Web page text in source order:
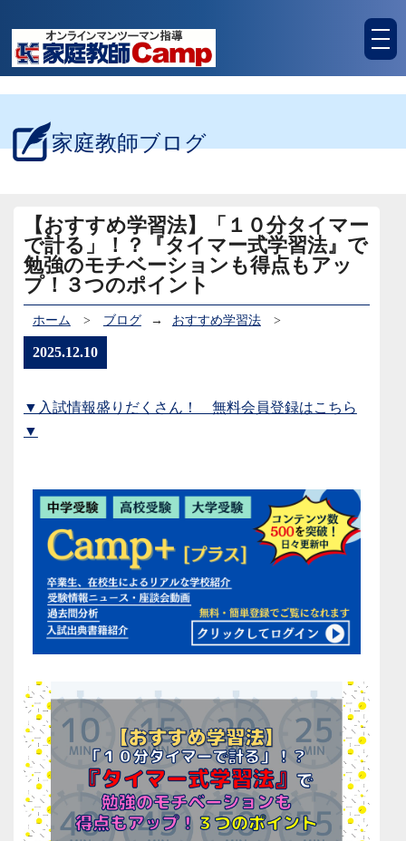
家庭教師ブログ
【おすすめ学習法】「１０分タイマー
で計る」！？『タイマー式学習法』で
勉強のモチベーションも得点もアッ
プ！３つのポイント
ホーム > ブログ → おすすめ学習法 >
2025.12.10
▼入試情報盛りだくさん！ 無料会員登録はこちら
▼